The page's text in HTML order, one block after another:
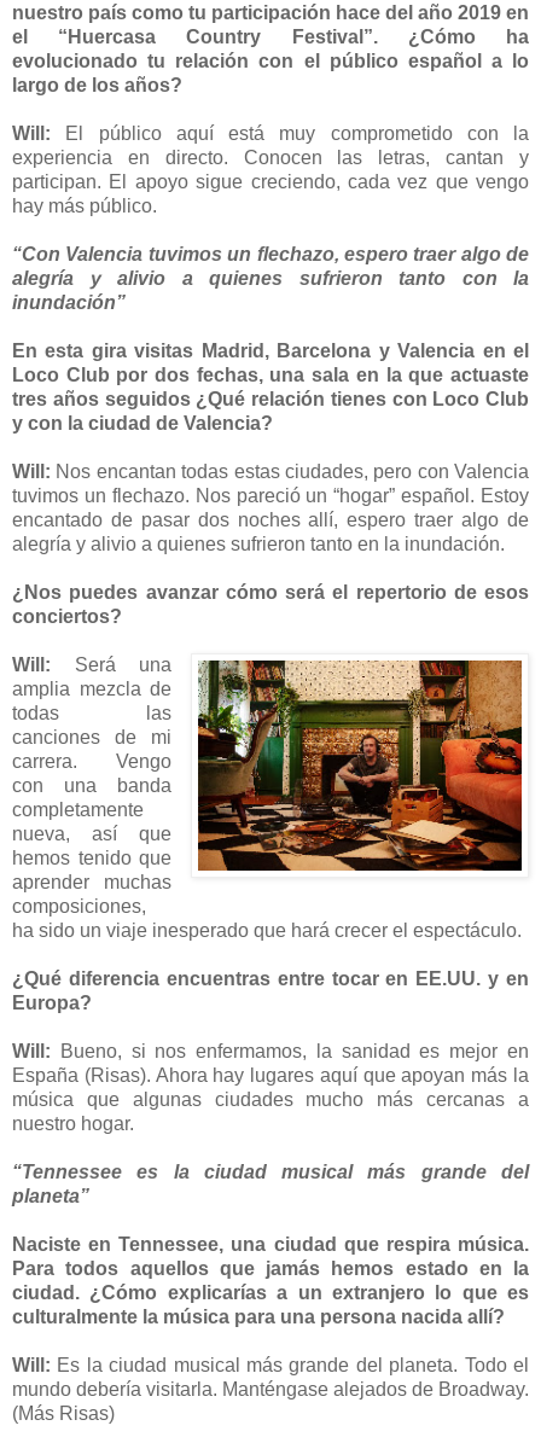
nuestro país como tu participación hace del año 2019 en
el “Huercasa Country Festival”. ¿Cómo ha
evolucionado tu relación con el público español a lo
largo de los años?
Will:
El público aquí está muy comprometido con la
experiencia en directo. Conocen las letras, cantan y
participan. El apoyo sigue creciendo, cada vez que vengo
hay más público.
“Con Valencia tuvimos un flechazo, espero traer algo de
alegría y alivio a quienes sufrieron tanto con la
inundación”
En esta gira visitas Madrid, Barcelona y Valencia en el
Loco Club por dos fechas, una sala en la que actuaste
tres años seguidos ¿Qué relación tienes con Loco Club
y con la ciudad de Valencia?
Will: Nos encantan todas estas ciudades, pero con Valencia
tuvimos un flechazo. Nos pareció un “hogar” español. Estoy
encantado de pasar dos noches allí, espero traer algo de
alegría y alivio a quienes sufrieron tanto en la inundación.
¿Nos puedes avanzar cómo será el repertorio de esos
conciertos?
Will: Será una
amplia mezcla de
todas las
canciones de mi
carrera. Vengo
con una banda
completamente
nueva, así que
hemos tenido que
aprender muchas
composiciones,
ha sido un viaje inesperado que hará crecer el espectáculo.
¿Qué diferencia encuentras entre tocar en EE.UU. y en
Europa?
Will: Bueno, si nos enfermamos, la sanidad es mejor en
España (Risas). Ahora hay lugares aquí que apoyan más la
música que algunas ciudades mucho más cercanas a
nuestro hogar.
“Tennessee es la ciudad musical más grande del
planeta”
Naciste en Tennessee, una ciudad que respira música.
Para todos aquellos que jamás hemos estado en la
ciudad. ¿Cómo explicarías a un extranjero lo que es
culturalmente la música para una persona nacida allí?
Will: Es la ciudad musical más grande del planeta. Todo el
mundo debería visitarla. Manténgase alejados de Broadway.
(Más Risas)